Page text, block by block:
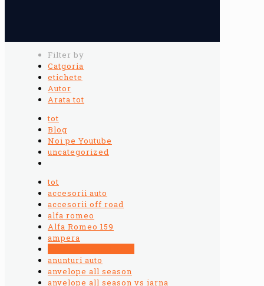
Filter by
Catgoria
etichete
Autor
Arata tot
tot
Blog
Noi pe Youtube
uncategorized
tot
accesorii auto
accesorii off road
alfa romeo
Alfa Romeo 159
ampera
anunturi auto
anvelope all season
anvelope all season vs iarna